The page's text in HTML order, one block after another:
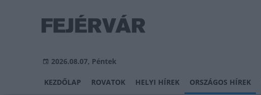
2026.08.07, Péntek
KEZDŐLAP ROVATOK HELYI HÍREK ORSZÁGOS HÍREK